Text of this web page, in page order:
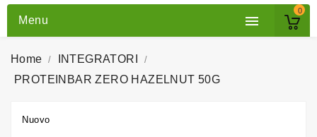
0

Menu
Home
INTEGRATORI
PROTEINBAR ZERO HAZELNUT 50G
Nuovo